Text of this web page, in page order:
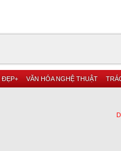
ĐẸP+ VĂN HÓA NGHỆ THUẬT